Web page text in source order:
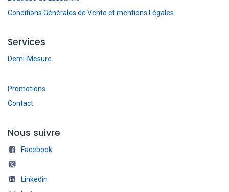
Conditions Générales de Vente et mentions Légales
Services
Demi-Mesure
Promotions
Contact
Nous suivre
Facebook
Linkedin